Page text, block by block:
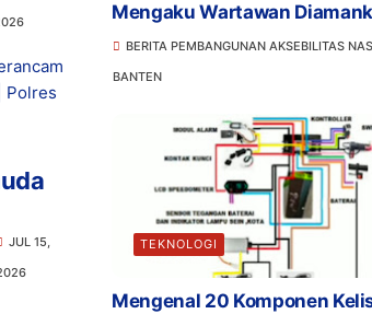
Polres
JUL 15,
Mengaku Wartawan
BERITA PEMBANGUNAN AKSEBILITAS
BANTEN
TEKNOLOGI
Mengenal 20 Komponen